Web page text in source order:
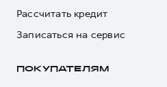
Рассчитать кредит
Записаться на сервис
ПОКУПАТЕЛЯМ